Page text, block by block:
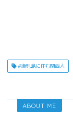
#鹿児島に住む関西人
ABOUT ME